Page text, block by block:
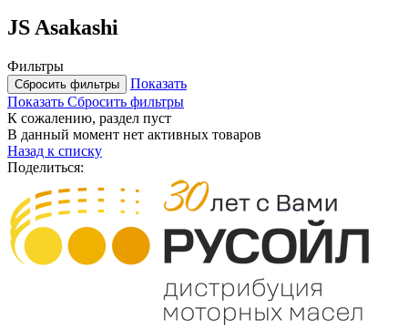
JS Asakashi
Фильтры
Сбросить фильтры
Показать
Показать Сбросить фильтры
К сожалению, раздел пуст
В данный момент нет активных товаров
Назад к списку
Поделиться: